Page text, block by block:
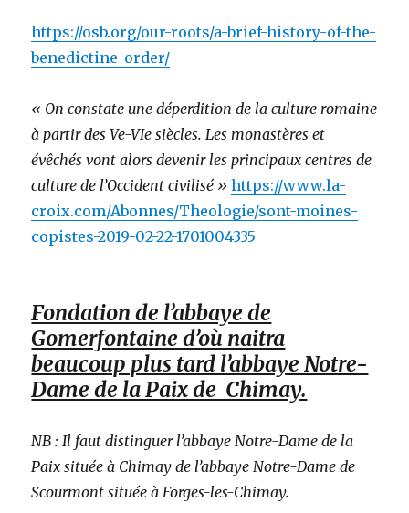
https://osb.org/our-roots/a-brief-history-of-the-
benedictine-order/
« On constate une déperdition de la culture romaine
à partir des Ve-VIe siècles. Les monastères et
évêchés vont alors devenir les principaux centres de
culture de l’Occident civilisé » https://www.la-
croix.com/Abonnes/Theologie/sont-moines-
copistes-2019-02-22-1701004335
Fondation de l’abbaye de
Gomerfontaine d’où naitra
beaucoup plus tard l’abbaye Notre-
Dame de la Paix de Chimay.
NB : Il faut distinguer l’abbaye Notre-Dame de la
Paix située à Chimay de l’abbaye Notre-Dame de
Scourmont située à Forges-les-Chimay.